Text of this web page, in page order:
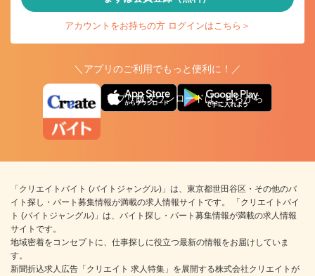
アカウントをお持ちの方 ログインはこちら＞
＼アプリのご利用でもっと便利に！／
アプリ版ダウンロードはこちらから
「クリエイトバイト (バイトジャングル)」は、東京都世田谷区・その他のバ
イト探し・パート募集情報が満載の求人情報サイトです。 「クリエイトバイ
ト (バイトジャングル)」は、バイト探し・パート募集情報が満載の求人情報
サイトです。
地域密着をコンセプトに、仕事探しに役立つ最新の情報をお届けしていま
す。
新聞折込求人広告「クリエイト 求人特集」を展開する株式会社クリエイトが